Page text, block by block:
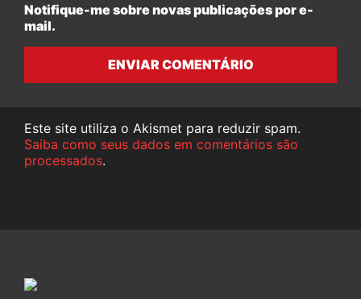
Notifique-me sobre novas publicações por e-
mail.
ENVIAR COMENTÁRIO
Este site utiliza o Akismet para reduzir spam.
Saiba como seus dados em comentários são
processados.